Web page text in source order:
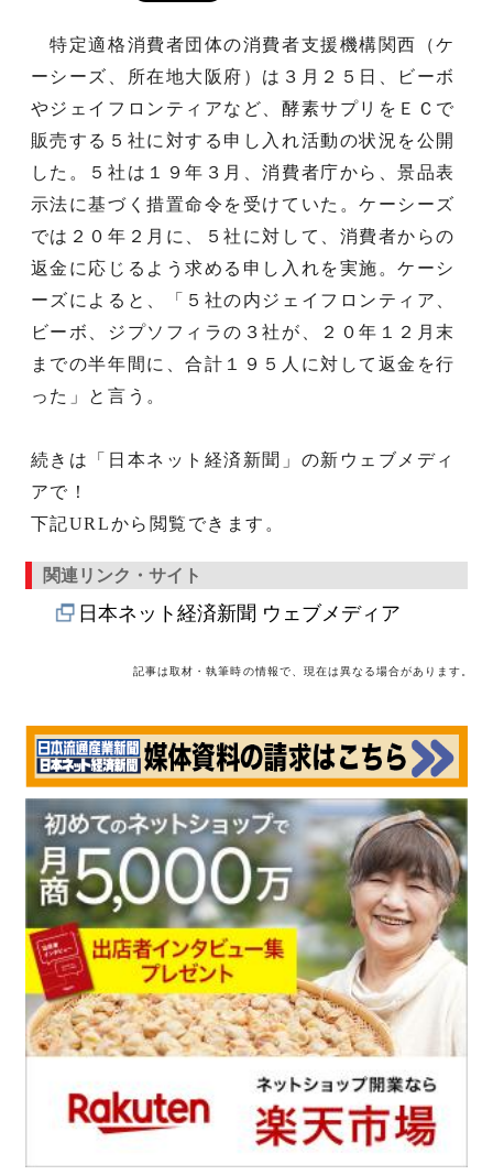
特定適格消費者団体の消費者支援機構関西（ケ
ーシーズ、所在地大阪府）は３月２５日、ビーボ
やジェイフロンティアなど、酵素サプリをＥＣで
販売する５社に対する申し入れ活動の状況を公開
した。５社は１９年３月、消費者庁から、景品表
示法に基づく措置命令を受けていた。ケーシーズ
では２０年２月に、５社に対して、消費者からの
返金に応じるよう求める申し入れを実施。ケーシ
ーズによると、「５社の内ジェイフロンティア、
ビーボ、ジプソフィラの３社が、２０年１２月末
までの半年間に、合計１９５人に対して返金を行
った」と言う。
続きは「日本ネット経済新聞」の新ウェブメディ
アで！
下記URLから閲覧できます。
関連リンク・サイト
日本ネット経済新聞 ウェブメディア
記事は取材・執筆時の情報で、現在は異なる場合があります。